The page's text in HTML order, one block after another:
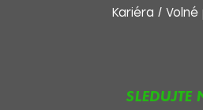
Kariéra /
SLEDUJTE